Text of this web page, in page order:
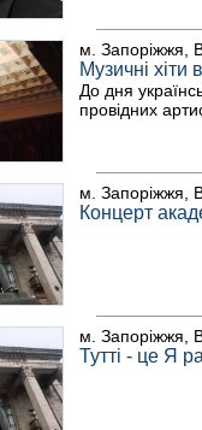
м. Запоріжжя,
Музичні хіти
До дня
провідних
м. Запоріжжя,
Концерт
м. Запоріжжя,
Тутті - це Я